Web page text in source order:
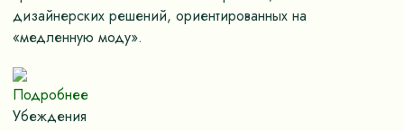
дизайнерских решений, ориентированных на
«медленную моду».
Подробнее
Убеждения